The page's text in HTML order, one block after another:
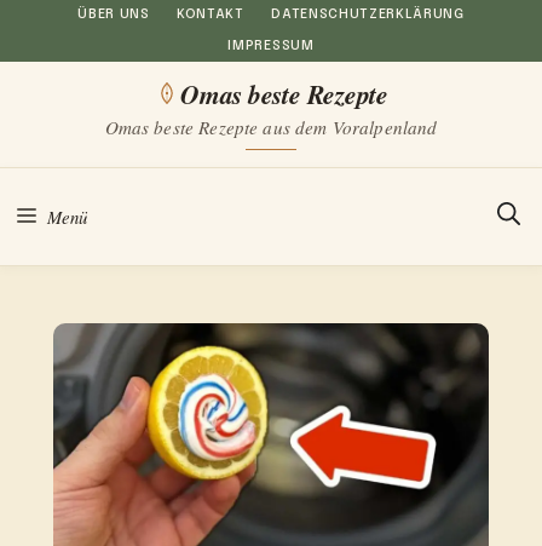
Inhalt
ÜBER UNS KONTAKT DATENSCHUTZERKLÄRUNG
IMPRESSUM
Omas beste Rezepte
Omas beste Rezepte aus dem Voralpenland
Menü